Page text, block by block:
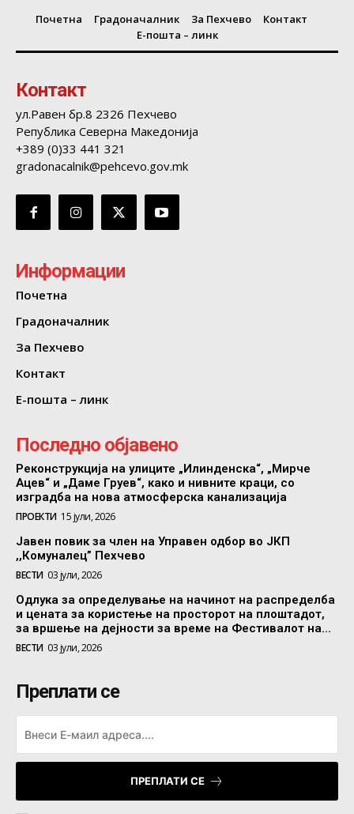
Почетна Градоначалник За Пехчево
Контакт
Е-пошта – линк
Контакт
ул.Равен бр.8 2326 Пехчево
Република Северна Македонија
+389 (0)33 441 321
gradonacalnik@pehcevo.gov.mk
Информации
Почетна
Градоначалник
За Пехчево
Контакт
Е-пошта – линк
Последно објавено
Реконструкција на улиците „Илинденска“, „Мирче
Ацев“ и „Даме Груев“, како и нивните краци, со
изградба на нова атмосферска канализација
ПРОЕКТИ 15 јули, 2026
Јавен повик за член на Управен одбор во ЈКП
,,Комуналец” Пехчево
ВЕСТИ 03 јули, 2026
Одлука за определување на начинот на распределба
и цената за користење на просторот на плоштадот,
за вршење на дејности за време на Фестивалот на...
ВЕСТИ 03 јули, 2026
Преплати се
ПРЕПЛАТИ СЕ